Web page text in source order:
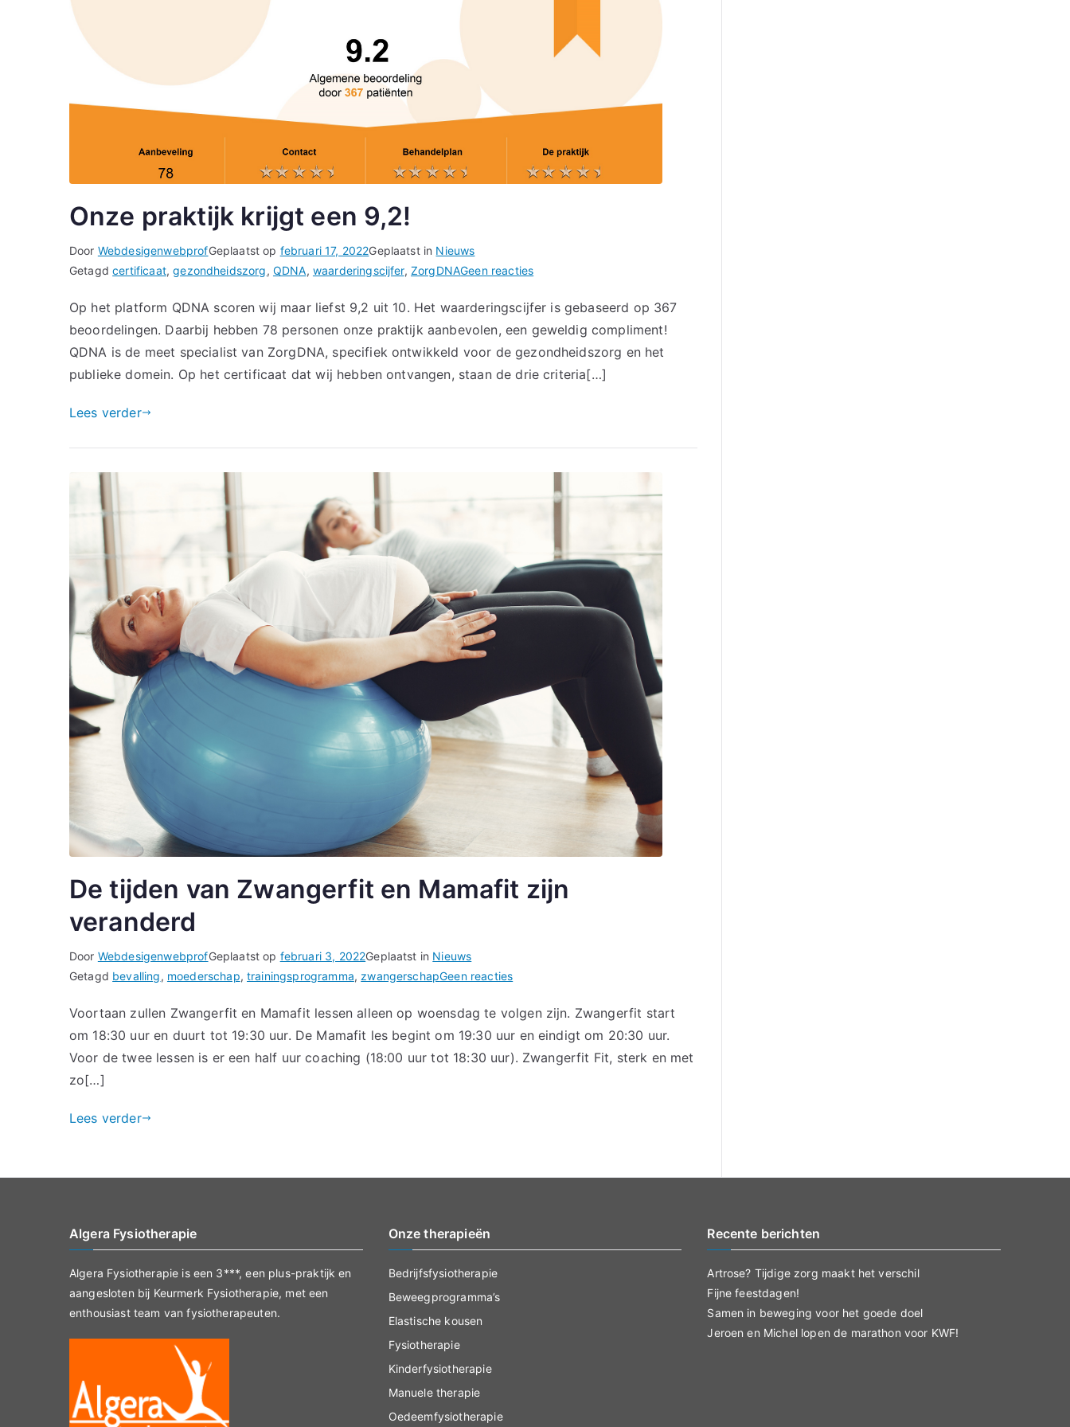
Onze praktijk krijgt een 9,2!
Door WebdesigenwebprofGeplaatst op februari 17, 2022Geplaatst in Nieuws
Getagdcertificaat,gezondheidszorg, QDNA, waarderingscijfer, ZorgDNAGeen reactiesop
praktijk
krijgt
een
9,2!
Op het platform QDNA scoren wij maar liefst 9,2 uit 10. Het waarderingscijfer is gebaseerd op 367
beoordelingen. Daarbij hebben 78 personen onze praktijk aanbevolen, een geweldig compliment!
QDNA is de meet specialist van ZorgDNA, specifiek ontwikkeld voor de gezondheidszorg en het
publieke domein. Op het certificaat dat wij hebben ontvangen, staan de drie criteria[…]
Lees verder
De tijden van Zwangerfit en Mamafit zijn
veranderd
Door WebdesigenwebprofGeplaatst op februari 3, 2022Geplaatst in Nieuws
Getagd bevalling, moederschap, trainingsprogramma, zwangerschapGeen reactiesop
tijden
van
Zwangerfit
Voortaan zullen Zwangerfit en Mamafit lessen alleen op woensdag te volgen zijn. Zwangerfit start
om 18:30 uur en duurt tot 19:30 uur. De Mamafit les begint om 19:30 uur en eindigt om 20:30 uur.
Voor de twee lessen is er een half uur coaching (18:00 uur tot 18:30 uur). Zwangerfit Fit, sterk en met
zo[…]
Lees verder
Algera Fysiotherapie
Algera Fysiotherapie is een 3***, een plus-praktijk en
aangesloten bij Keurmerk Fysiotherapie, met een
enthousiast team van fysiotherapeuten.
Onze therapieën
Bedrijfsfysiotherapie
Beweegprogramma’s
Elastische kousen
Fysiotherapie
Kinderfysiotherapie
Manuele therapie
Oedeemfysiotherapie
Recente berichten
Artrose? Tijdige zorg maakt het verschil
Fijne feestdagen!
Samen in beweging voor het goede doel
Jeroen en Michel lopen de marathon voor KWF!